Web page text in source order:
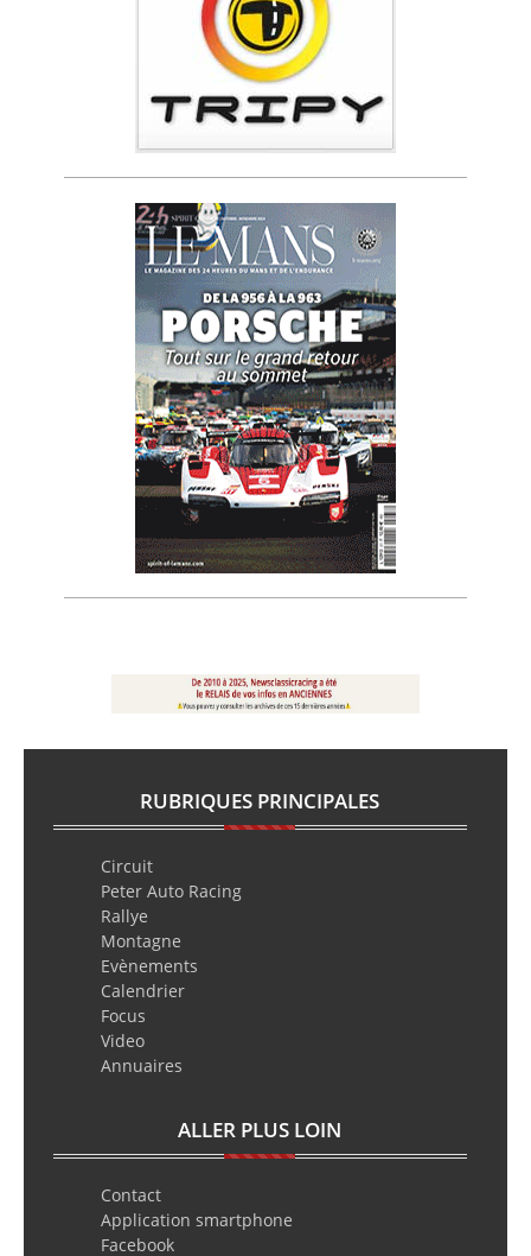
RUBRIQUES PRINCIPALES
Circuit
Peter Auto Racing
Rallye
Montagne
Evènements
Calendrier
Focus
Video
Annuaires
ALLER PLUS LOIN
Contact
Application smartphone
Facebook